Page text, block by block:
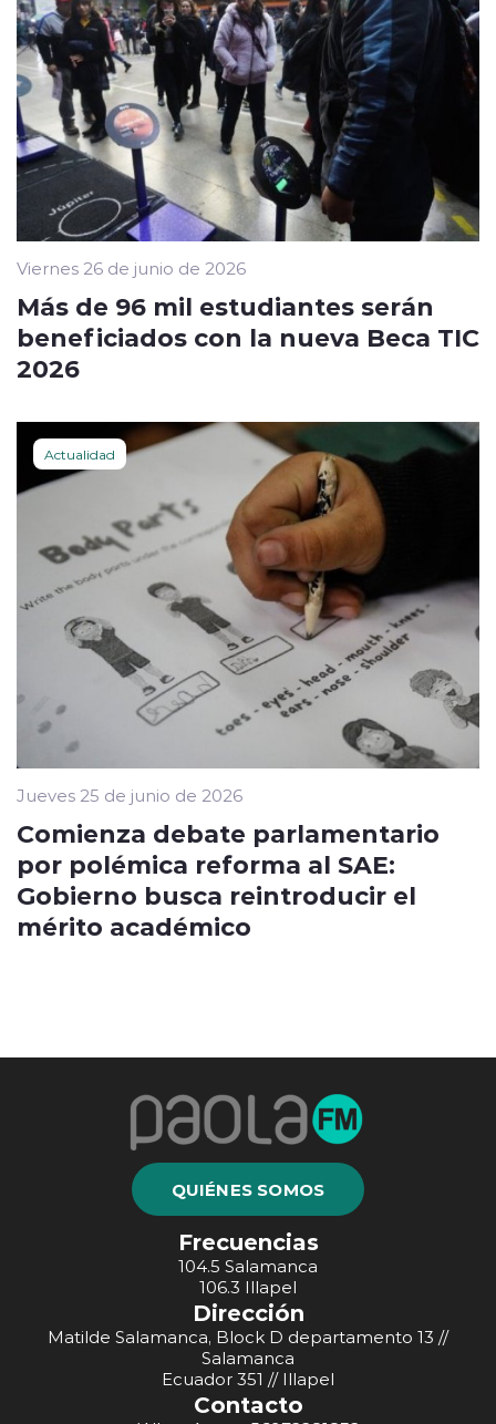
Viernes 26 de junio de 2026
Más de 96 mil estudiantes serán
beneficiados con la nueva Beca TIC
2026
Actualidad
Jueves 25 de junio de 2026
Comienza debate parlamentario
por polémica reforma al SAE:
Gobierno busca reintroducir el
mérito académico
QUIÉNES SOMOS
Frecuencias
104.5 Salamanca
106.3 Illapel
Dirección
Matilde Salamanca, Block D departamento 13 //
Salamanca
Ecuador 351 // Illapel
Contacto